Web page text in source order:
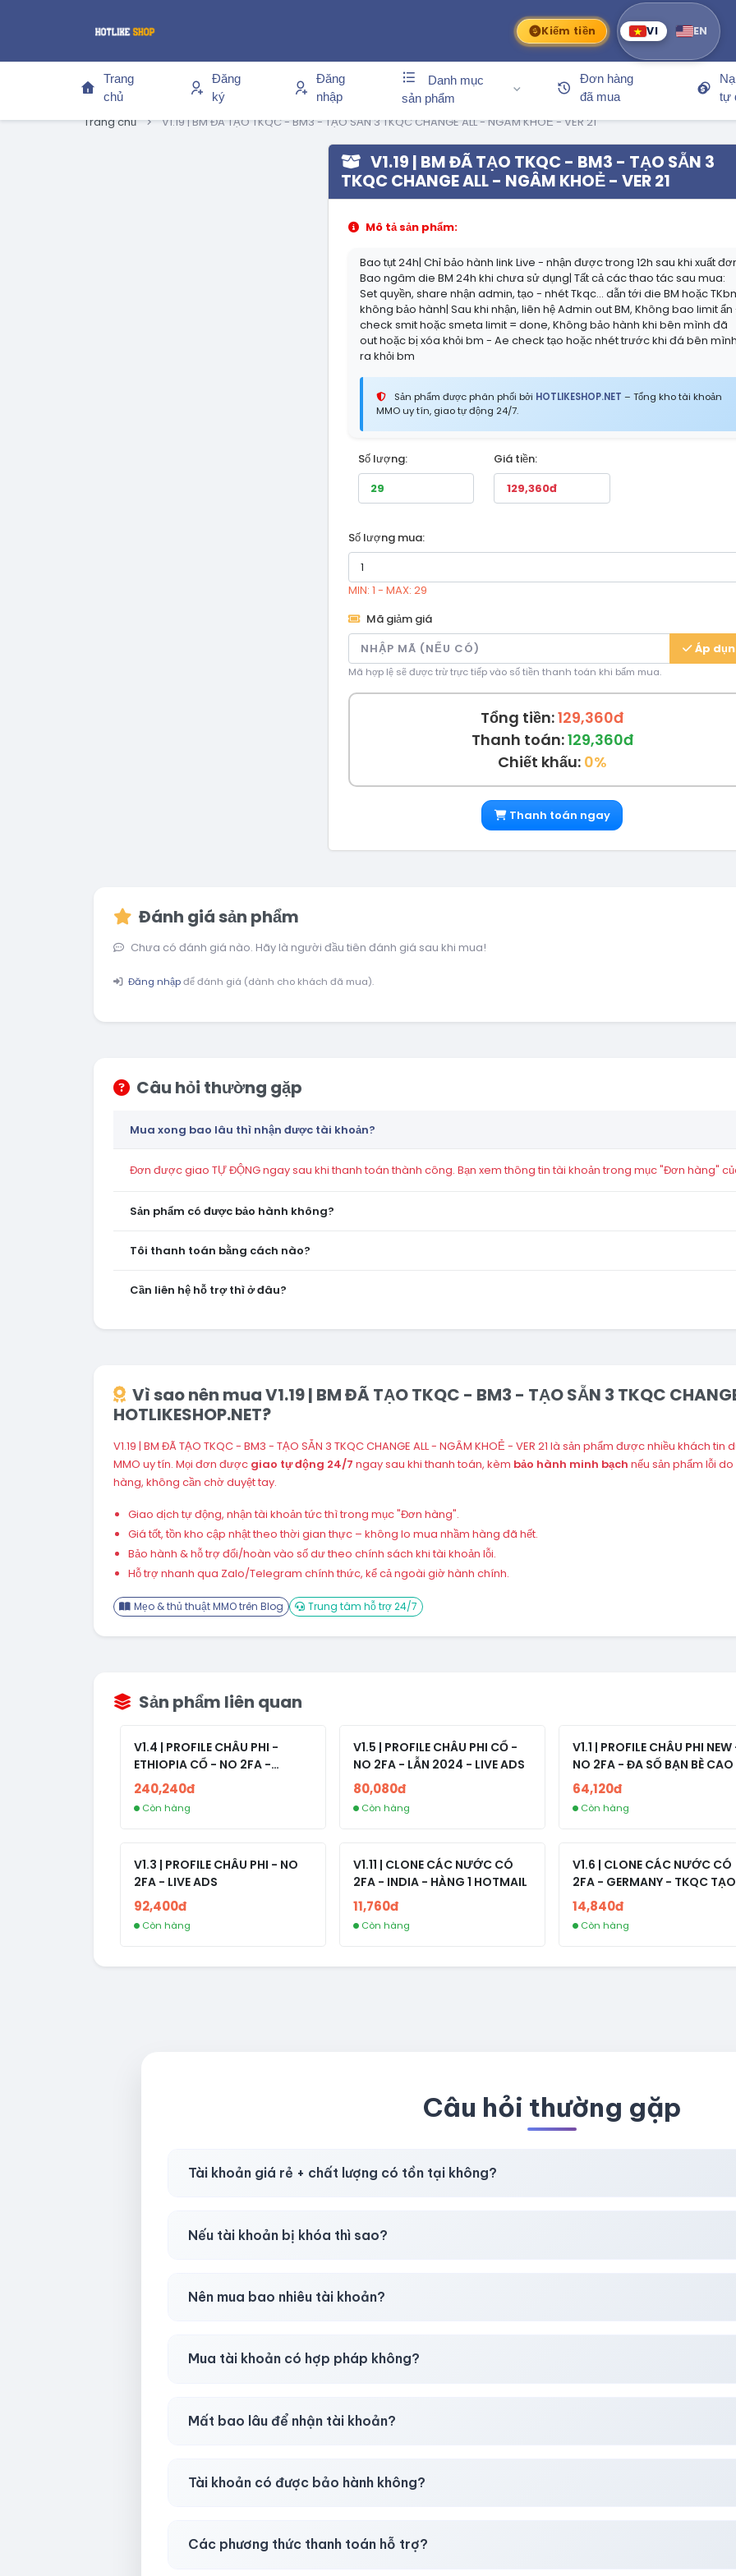
Kiếm tiền VI EN
Trang
chủ
Đăng
ký
Đăng
nhập
Danh mục
sản phẩm
Đơn hàng
đã mua
tự
Trang chủ V1.19 | BM ĐÃ TẠO TKQC - BM3 - TẠO SẴN 3 TKQC CHANGE ALL - NGÂM KHOẺ - VER 21
V1.19 | BM ĐÃ TẠO TKQC - BM3 - TẠO SẴN 3
TKQC CHANGE ALL - NGÂM KHOẺ - VER 21
Mô tả sản phẩm:
Bao tụt 24h| Chỉ bảo hành link Live - nhận được trong 12h sau khi xuất
Bao ngâm die BM 24h khi chưa sử dụng| Tất cả các thao tác sau mua:
Set quyền, share nhận admin, tạo - nhét Tkqc... dẫn tới die BM hoặc
không bảo hành| Sau khi nhận, liên hệ Admin out BM, Không bao limit
check smit hoặc smeta limit = done, Không bảo hành khi bên mình đã
out hoặc bị xóa khỏi bm - Ae check tạo hoặc nhét trước khi đá bên
ra khỏi bm
Sản phẩm được phân phối bởi HOTLIKESHOP.NET – Tổng kho tài khoản
MMO uy tín, giao tự động 24/7.
Số lượng: Giá tiền:
Số lượng mua:
MIN: 1 - MAX: 29
Mã giảm giá
Áp
Mã hợp lệ sẽ được trừ trực tiếp vào số tiền thanh toán khi bấm mua.
Tổng tiền:129,360đ
Thanh toán:129,360đ
Chiết khấu: 0%
Thanh toán ngay
Đánh giá sản phẩm
Chưa có đánh giá nào. Hãy là người đầu tiên đánh giá sau khi mua!
Đăng nhậpđể đánh giá (dành cho khách đã mua).
Câu hỏi thường gặp
Mua xong bao lâu thì nhận được tài khoản?
Đơn được giao TỰ ĐỘNG ngay sau khi thanh toán thành công. Bạn xem thông tin tài khoản trong mục "Đơn hàng"
Sản phẩm có được bảo hành không?
Tôi thanh toán bằng cách nào?
Cần liên hệ hỗ trợ thì ở đâu?
Vì sao nên mua V1.19 | BM ĐÃ TẠO TKQC - BM3 - TẠO SẴN 3 TKQC
HOTLIKESHOP.NET?
V1.19 | BM ĐÃ TẠO TKQC - BM3 - TẠO SẴN 3 TKQC CHANGE ALL - NGÂM KHOẺ - VER 21 là sản phẩm được nhiều khách tin
MMO uy tín. Mọi đơn được giao tự động 24/7 ngay sau khi thanh toán, kèm bảo hành minh bạch nếu sản phẩm lỗi
hàng, không cần chờ duyệt tay.
Giao dịch tự động, nhận tài khoản tức thì trong mục "Đơn hàng".
Giá tốt, tồn kho cập nhật theo thời gian thực – không lo mua nhầm hàng đã hết.
Bảo hành & hỗ trợ đổi/hoàn vào số dư theo chính sách khi tài khoản lỗi.
Hỗ trợ nhanh qua Zalo/Telegram chính thức, kể cả ngoài giờ hành chính.
Mẹo & thủ thuật MMO trên Blog Trung tâm hỗ trợ 24/7
Sản phẩm liên quan
V1.4 | PROFILE CHÂU PHI -
ETHIOPIA CỔ - NO 2FA -
RANDOM BẠN BÈ
240,240đ
Còn hàng
V1.5 | PROFILE CHÂU PHI CỔ -
NO 2FA - LẪN 2024 - LIVE ADS
80,080đ
Còn hàng
V1.1 | PROFILE CHÂU PHI
NO 2FA - ĐA SỐ BẠN BÈ CAO
64,120đ
Còn hàng
V1.3 | PROFILE CHÂU PHI - NO
2FA - LIVE ADS
92,400đ
Còn hàng
V1.11 | CLONE CÁC NƯỚC CÓ
2FA - INDIA - HÀNG 1 HOTMAIL
11,760đ
Còn hàng
V1.6 | CLONE CÁC NƯỚC CÓ
2FA - GERMANY - TKQC TẠO
TRÊN 3 NGÀY - LIVE ADS -
fviainboxes.com - CLONE
NEW KHÔNG BẢO HÀNH
14,840đ
Còn hàng
Câu hỏi thường gặp
Tài khoản giá rẻ + chất lượng có tồn tại không?
Nếu tài khoản bị khóa thì sao?
Nên mua bao nhiêu tài khoản?
Mua tài khoản có hợp pháp không?
Mất bao lâu để nhận tài khoản?
Tài khoản có được bảo hành không?
Các phương thức thanh toán hỗ trợ?